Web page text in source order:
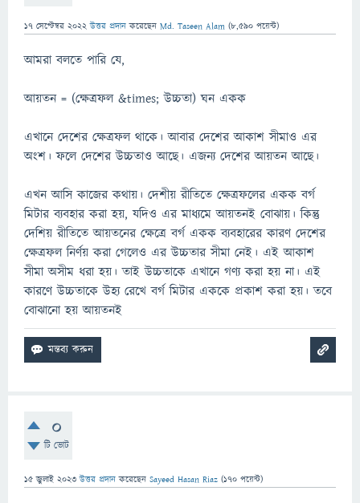
17 সেপ্টেম্বর 2022 উত্তর প্রদান করেছেন Md. Taseen Alam (8,590 পয়েন্ট)
আমরা বলতে পারি যে,
আয়তন = (ক্ষেত্রফল &times; উচ্চতা) ঘন একক
এখানে দেশের ক্ষেত্রফল থাকে। আবার দেশের আকাশ সীমাও এর
অংশ। ফলে দেশের উচ্চতাও আছে। এজন্য দেশের আয়তন আছে।
এখন আসি কাজের কথায়। দেশীয় রীতিতে ক্ষেত্রফলের একক বর্গ
মিটার ব্যবহার করা হয়, যদিও এর মাধ্যমে আয়তনই বোঝায়। কিন্তু
দেশিয় রীতিতে আয়তনের ক্ষেত্রে বর্গ একক ব্যবহারের কারণ দেশের
ক্ষেত্রফল নির্ণয় করা গেলেও এর উচ্চতার সীমা নেই। এই আকাশ
সীমা অসীম ধরা হয়। তাই উচ্চতাকে এখানে গণ্য করা হয় না। এই
কারণে উচ্চতাকে উহ্য রেখে বর্গ মিটার এককে প্রকাশ করা হয়। তবে
বোঝানো হয় আয়তনই
0
টি ভোট
15 জুলাই 2023 উত্তর প্রদান করেছেন Sayeed Hasan Riaz (170 পয়েন্ট)